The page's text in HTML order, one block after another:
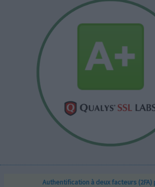
Authentification à deux facteurs